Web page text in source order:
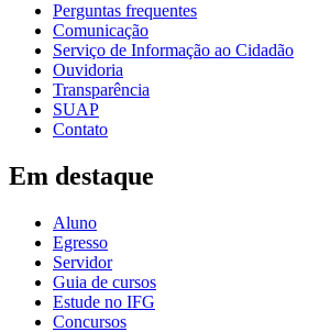
Perguntas frequentes
Comunicação
Serviço de Informação ao Cidadão
Ouvidoria
Transparência
SUAP
Contato
Em destaque
Aluno
Egresso
Servidor
Guia de cursos
Estude no IFG
Concursos